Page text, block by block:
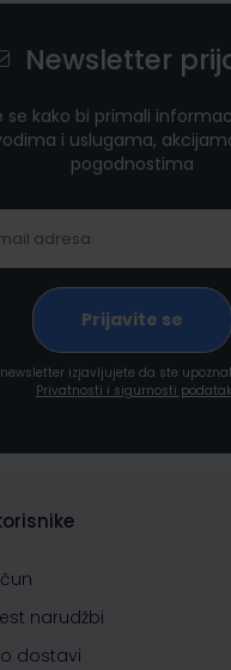
Newsletter
se kako bi primali
i uslugama,
pogodnostima
izjavljujete da ste
Privatnosti i sigurnosti
narudžbi
dostavi